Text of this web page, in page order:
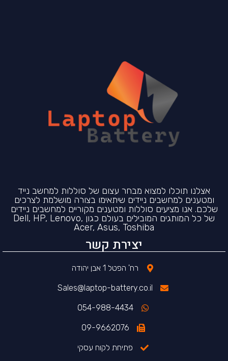
אצלנו תוכלו למצוא מבחר עצום של סוללות למחשב נייד
ומטענים למחשבים ניידים שיתאימו בצורה מושלמת לצרכים
שלכם. אנו מציעים סוללות ומטענים מקוריים למחשבים ניידים
של כל המותגים המובילים בעולם כגון Dell, HP, Lenovo,
Acer, Asus, Toshiba
יצירת קשר
רח' הפטל 1 אבן יהודה
Sales@laptop-battery.co.il
054-988-4434
09-9662076
פתיחת לקוח עסקי